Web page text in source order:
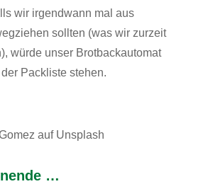
wir irgendwann mal aus
sollten (was wir zurzeit
würde unser Brotbackautomat
Packliste stehen.
auf Unsplash
…